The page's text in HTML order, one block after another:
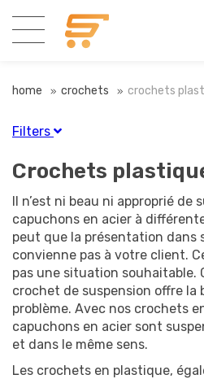
home crochets crochets
Filters
Finition
Bleu(2)
Gris (3)
Jaune (1)
(4)
Orange(1)
Rouge (4)
Transparent(1)
Vert(2)
Crochets
Il n’est ni beau ni approprié de
capuchons en acier à
peut que la présentation dans
convienne pas à votre client.
pas une situation souhaitable.
crochet de suspension offre la
problème. Avec nos crochets
capuchons en acier sont
et dans le même sens.
Les crochets en plastique,